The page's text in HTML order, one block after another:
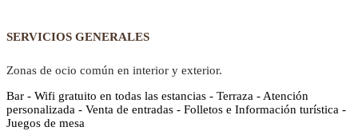
SERVICIOS GENERALES
Zonas de ocio común en interior y exterior.
Bar - Wifi gratuito en todas las estancias - Terraza - Atención
personalizada - Venta de entradas - Folletos e Información turística -
Juegos de mesa